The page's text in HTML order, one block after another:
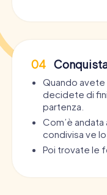
04
Quando
decidete di
partenza.
Com’è andata
condivisa ve
Poi trovate le